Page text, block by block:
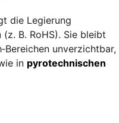
die Legierung
B. RoHS). Sie bleibt
unverzichtbar,
in pyrotechnischen